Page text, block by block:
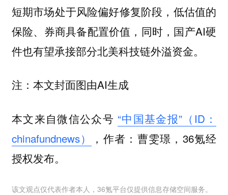
短期市场处于风险偏好修复阶段，低估值的
保险、券商具备配置价值，同时，国产AI硬
件也有望承接部分北美科技链外溢资金。
注：本文封面图由AI生成
本文来自微信公众号 “中国基金报”（ID：
chinafundnews）
，作者：曹雯璟，36氪经
授权发布。
该文观点仅代表作者本人，36氪平台仅提供信息存储空间服务。